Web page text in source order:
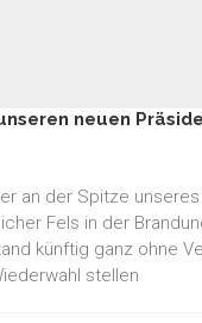
neuen
an der Spitze
Fels in der
künftig ganz ohne
stellen